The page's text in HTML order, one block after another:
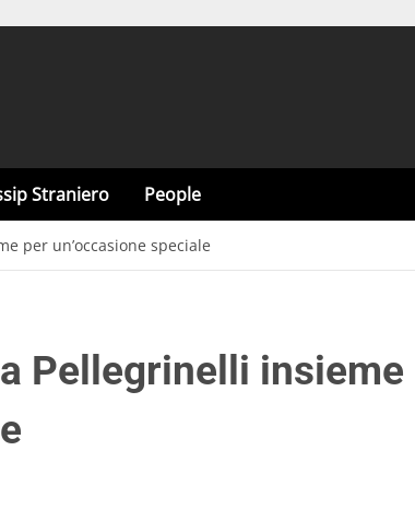
Straniero People
per un’occasione speciale
Pellegrinelli insieme